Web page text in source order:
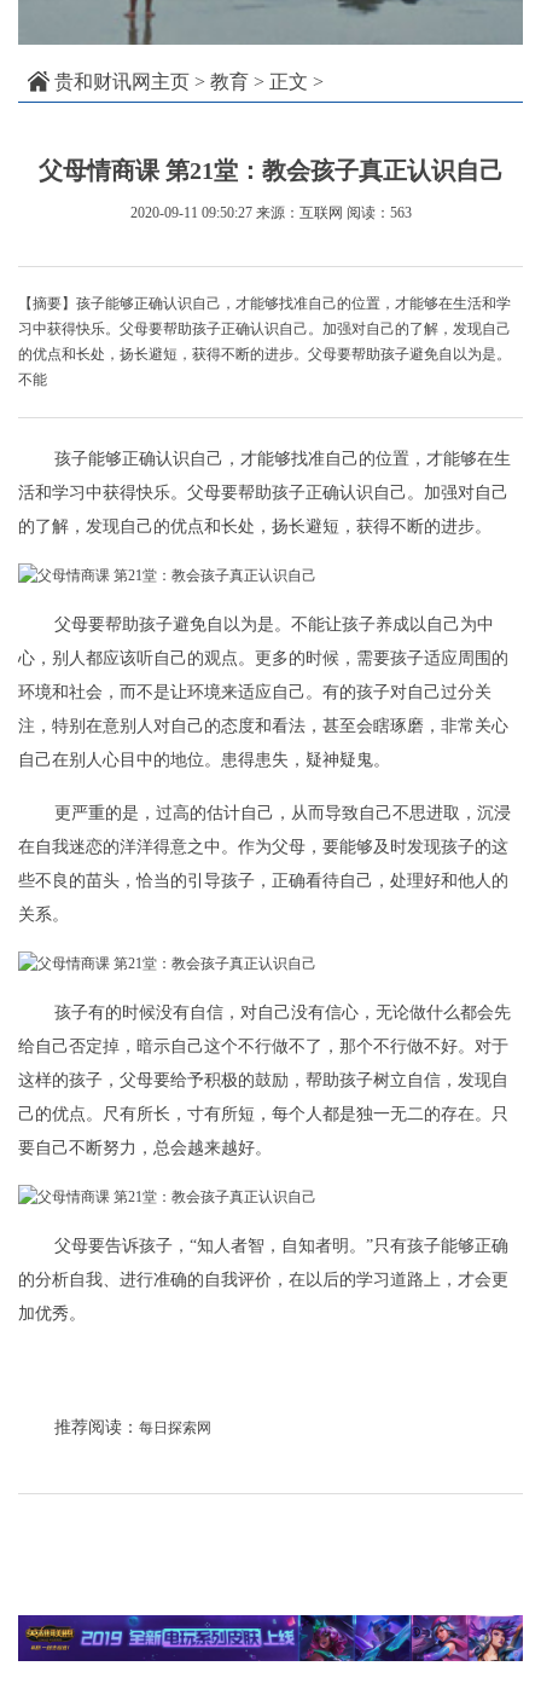
贵和财讯网主页 > 教育 > 正文 >
父母情商课 第21堂：教会孩子真正认识自己
2020-09-11 09:50:27 来源：互联网 阅读：563
【摘要】孩子能够正确认识自己，才能够找准自己的位置，才能够在生活和学
习中获得快乐。父母要帮助孩子正确认识自己。加强对自己的了解，发现自己
的优点和长处，扬长避短，获得不断的进步。父母要帮助孩子避免自以为是。
不能
孩子能够正确认识自己，才能够找准自己的位置，才能够在生
活和学习中获得快乐。父母要帮助孩子正确认识自己。加强对自己
的了解，发现自己的优点和长处，扬长避短，获得不断的进步。
父母要帮助孩子避免自以为是。不能让孩子养成以自己为中
心，别人都应该听自己的观点。更多的时候，需要孩子适应周围的
环境和社会，而不是让环境来适应自己。有的孩子对自己过分关
注，特别在意别人对自己的态度和看法，甚至会瞎琢磨，非常关心
自己在别人心目中的地位。患得患失，疑神疑鬼。
更严重的是，过高的估计自己，从而导致自己不思进取，沉浸
在自我迷恋的洋洋得意之中。作为父母，要能够及时发现孩子的这
些不良的苗头，恰当的引导孩子，正确看待自己，处理好和他人的
关系。
孩子有的时候没有自信，对自己没有信心，无论做什么都会先
给自己否定掉，暗示自己这个不行做不了，那个不行做不好。对于
这样的孩子，父母要给予积极的鼓励，帮助孩子树立自信，发现自
己的优点。尺有所长，寸有所短，每个人都是独一无二的存在。只
要自己不断努力，总会越来越好。
父母要告诉孩子，“知人者智，自知者明。”只有孩子能够正确
的分析自我、进行准确的自我评价，在以后的学习道路上，才会更
加优秀。
推荐阅读： 每日探索网